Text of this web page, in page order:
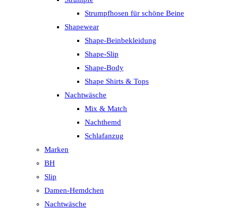
Strumpfhosen für schöne Beine
Shapewear
Shape-Beinbekleidung
Shape-Slip
Shape-Body
Shape Shirts & Tops
Nachtwäsche
Mix & Match
Nachthemd
Schlafanzug
Marken
BH
Slip
Damen-Hemdchen
Nachtwäsche